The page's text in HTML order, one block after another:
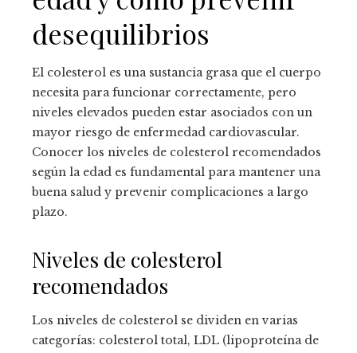
desequilibrios
El colesterol es una sustancia grasa que el cuerpo
necesita para funcionar correctamente, pero
niveles elevados pueden estar asociados con un
mayor riesgo de enfermedad cardiovascular.
Conocer los niveles de colesterol recomendados
según la edad es fundamental para mantener una
buena salud y prevenir complicaciones a largo
plazo.
Niveles de colesterol
recomendados
Los niveles de colesterol se dividen en varias
categorías: colesterol total, LDL (lipoproteína de